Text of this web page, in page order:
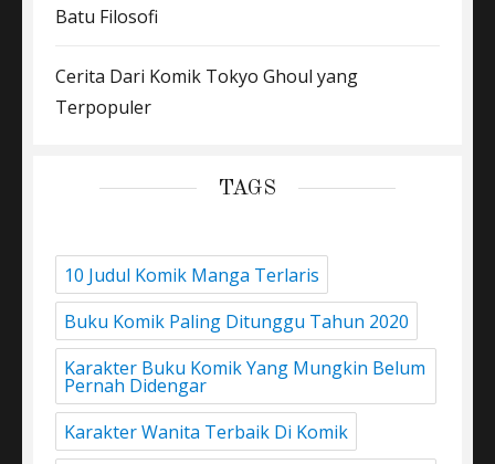
Batu Filosofi
Cerita Dari Komik Tokyo Ghoul yang
Terpopuler
TAGS
10 Judul Komik Manga Terlaris
Buku Komik Paling Ditunggu Tahun 2020
Karakter Buku Komik Yang Mungkin Belum
Pernah Didengar
Karakter Wanita Terbaik Di Komik